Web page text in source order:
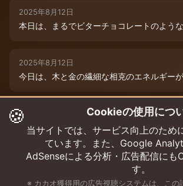
2025年8月12日
本日は、まるでビターチョコレートのよう
2025年8月12日
今日は、木と金の繊細な相克のエネルギー
2025年8月9日
今日は、あなたの木のエネルギーが最高潮
🍪 Cookieの使用につ
当サイトでは、サービス向上のため
ています。また、Google
AdSenseによる分析・広告配信にも
す。
※ カカオ獲得用の広告視聴システムは、この